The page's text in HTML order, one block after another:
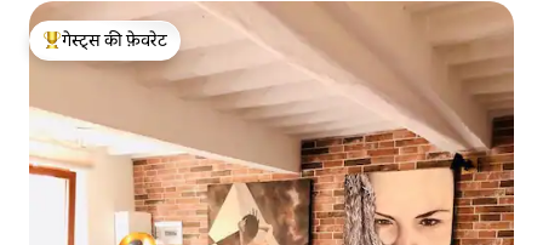
गेस्ट्स का टॉप फ़ेवरेट
गेस्ट्स की फ़ेवरेट